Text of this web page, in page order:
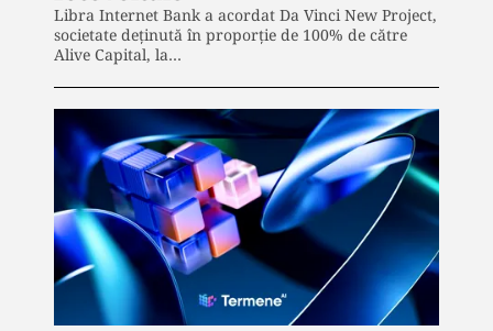
Libra Internet Bank a acordat Da Vinci New Project,
societate deținută în proporție de 100% de către
Alive Capital, la…